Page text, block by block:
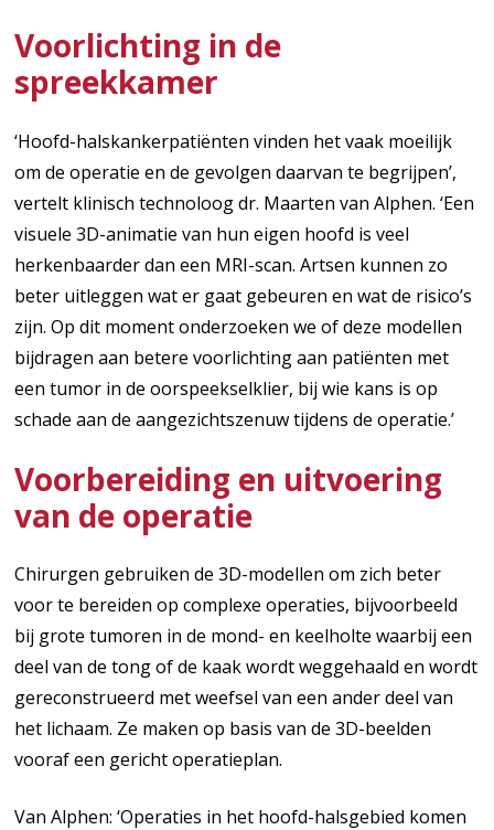
Voorlichting in de
spreekkamer
‘Hoofd-halskankerpatiënten vinden het vaak moeilijk
om de operatie en de gevolgen daarvan te begrijpen’,
vertelt klinisch technoloog dr. Maarten van Alphen. ‘Een
visuele 3D-animatie van hun eigen hoofd is veel
herkenbaarder dan een MRI-scan. Artsen kunnen zo
beter uitleggen wat er gaat gebeuren en wat de risico’s
zijn. Op dit moment onderzoeken we of deze modellen
bijdragen aan betere voorlichting aan patiënten met
een tumor in de oorspeekselklier, bij wie kans is op
schade aan de aangezichtszenuw tijdens de operatie.’
Voorbereiding en uitvoering
van de operatie
Chirurgen gebruiken de 3D-modellen om zich beter
voor te bereiden op complexe operaties, bijvoorbeeld
bij grote tumoren in de mond- en keelholte waarbij een
deel van de tong of de kaak wordt weggehaald en wordt
gereconstrueerd met weefsel van een ander deel van
het lichaam. Ze maken op basis van de 3D-beelden
vooraf een gericht operatieplan.
Van Alphen: ‘Operaties in het hoofd-halsgebied komen